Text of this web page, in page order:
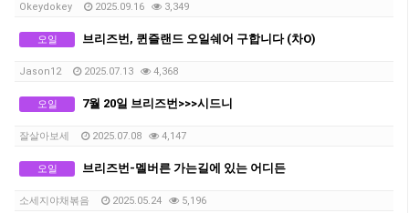
Okeydokey 2025.09.16 3,349
오일 브리즈번, 퀸즐랜드 오일쉐어 구합니다 (차O)
Jason12 2025.07.13 4,368
오일 7월 20일 브리즈번>>>시드니
잘살아보세 2025.07.08 4,147
오일 브리즈번-멜버른 가는길에 있는 어디든
소세지야채볶음 2025.05.24 5,196